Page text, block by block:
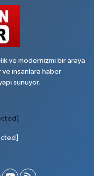
ve modernizmi bir araya
ve insanlara haber
sunuyor.